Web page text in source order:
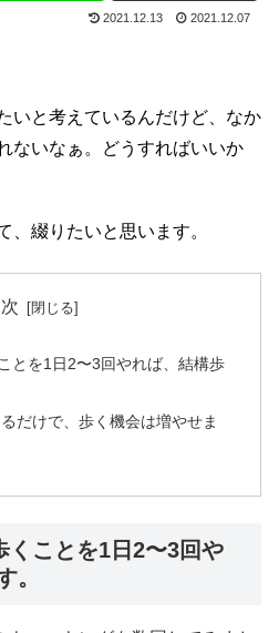
2021.12.13 2021.12.07
いと考えているんだけど、なか
ないなぁ。どうすればいいか
、綴りたいと思います。
とを1日2〜3回やれば、結構歩
だけで、歩く機会は増やせま
くことを1日2〜3回や
。